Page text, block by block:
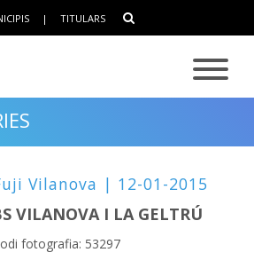
| TITULARS
Vilanova | 12-01-2015
VILANOVA I LA GELTRÚ
fotografia: 53297